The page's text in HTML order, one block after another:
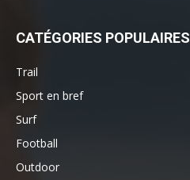
CATÉGORIES POPULAIRES
Trail
Sport en bref
Surf
Football
Outdoor